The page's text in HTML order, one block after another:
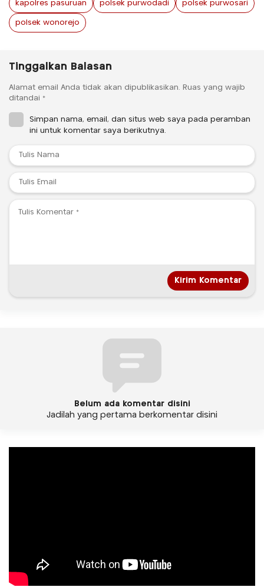
kapolres pasuruan polsek purwodadi polsek purwosari
polsek wonorejo
Tinggalkan Balasan
Alamat email Anda tidak akan dipublikasikan. Ruas yang wajib
ditandai *
Simpan nama, email, dan situs web saya pada peramban
ini untuk komentar saya berikutnya.
Belum ada komentar disini
Jadilah yang pertama berkomentar disini